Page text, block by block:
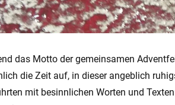
das Motto der gemeinsamen
die Zeit auf, in dieser angeblich
mit besinnlichen Worten und